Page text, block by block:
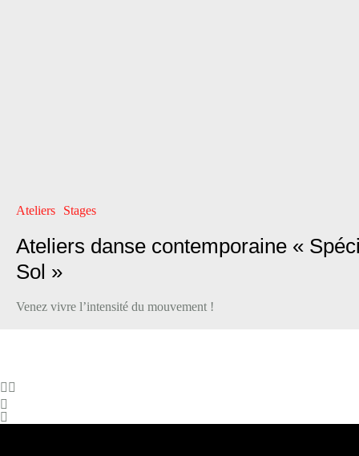
Ateliers Stages
Ateliers danse contemporaine «
Sol »
Venez vivre l’intensité du mouvement !